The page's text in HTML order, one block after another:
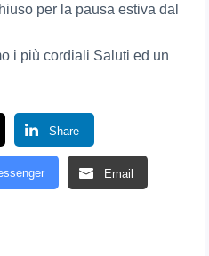
per la pausa estiva dal
i più cordiali Saluti ed un
Share
Email